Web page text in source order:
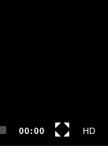
00:00 HD